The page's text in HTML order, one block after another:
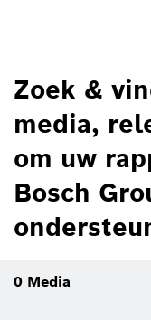
Zoek &
media,
om uw
Bosch
0 Media